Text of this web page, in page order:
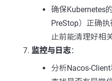
确保Kubernetes
PreStop）正确
止前能清理好相
监控与日志：
分析Nacos-